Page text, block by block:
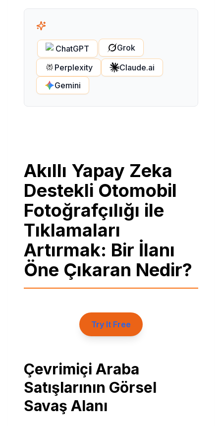
ChatGPT
Grok
Perplexity
Claude.ai
Gemini
Akıllı Yapay Zeka
Destekli Otomobil
Fotoğrafçılığı ile
Tıklamaları
Artırmak: Bir İlanı
Öne Çıkaran Nedir?
Try It Free
Çevrimiçi Araba
Satışlarının Görsel
Savaş Alanı